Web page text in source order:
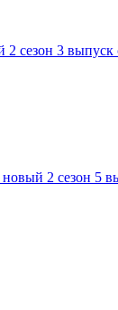
сезон 3 выпуск
2 сезон 5